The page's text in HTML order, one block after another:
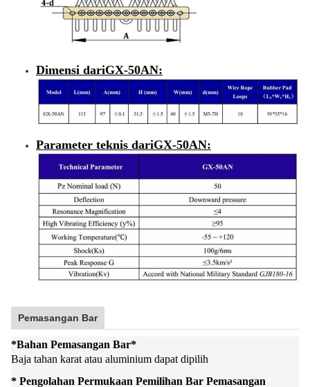
Dimensi dariGX-50AN:
Parameter teknis dariGX-50AN:
Pemasangan Bar
*Bahan Pemasangan Bar*
Baja tahan karat atau aluminium dapat dipilih
* Pengolahan Permukaan Pemilihan Bar Pemasangan